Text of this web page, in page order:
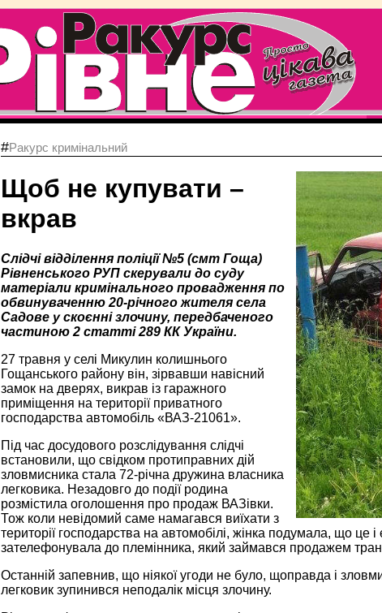
#Ракурс кримінальний
Щоб не купувати –
вкрав
Слідчі відділення поліції №5 (смт Гоща)
Рівненського РУП скерували до суду
матеріали кримінального провадження по
обвинуваченню 20-річного жителя села
Садове у скоєнні злочину, передбаченого
частиною 2 статті 289 КК України.
27 травня у селі Микулин колишнього
Гощанського району він, зірвавши навісний
замок на дверях, викрав із гаражного
приміщення на території приватного
господарства автомобіль «ВАЗ-21061».
Під час досудового розслідування слідчі
встановили, що свідком протиправних дій
зловмисника стала 72-річна дружина власника
легковика. Незадовго до події родина
розмістила оголошення про продаж ВАЗівки.
Тож коли невідомий саме намагався виїхати з
території господарства на автомобілі, жінка подумала, що це
зателефонувала до племінника, який займався продажем
Останній запевнив, що ніякої угоди не було, щоправда і
легковик зупинився неподалік місця злочину.